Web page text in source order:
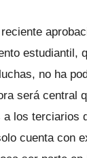
estudiantil,
no ha
será central
los terciarios
cuenta con